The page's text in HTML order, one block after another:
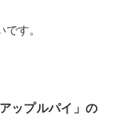
す。
ップルパイ」の